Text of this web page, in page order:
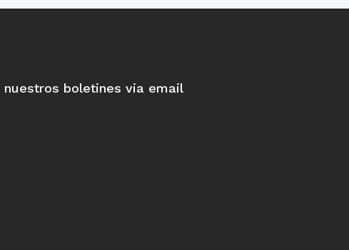
nuestros boletines via email